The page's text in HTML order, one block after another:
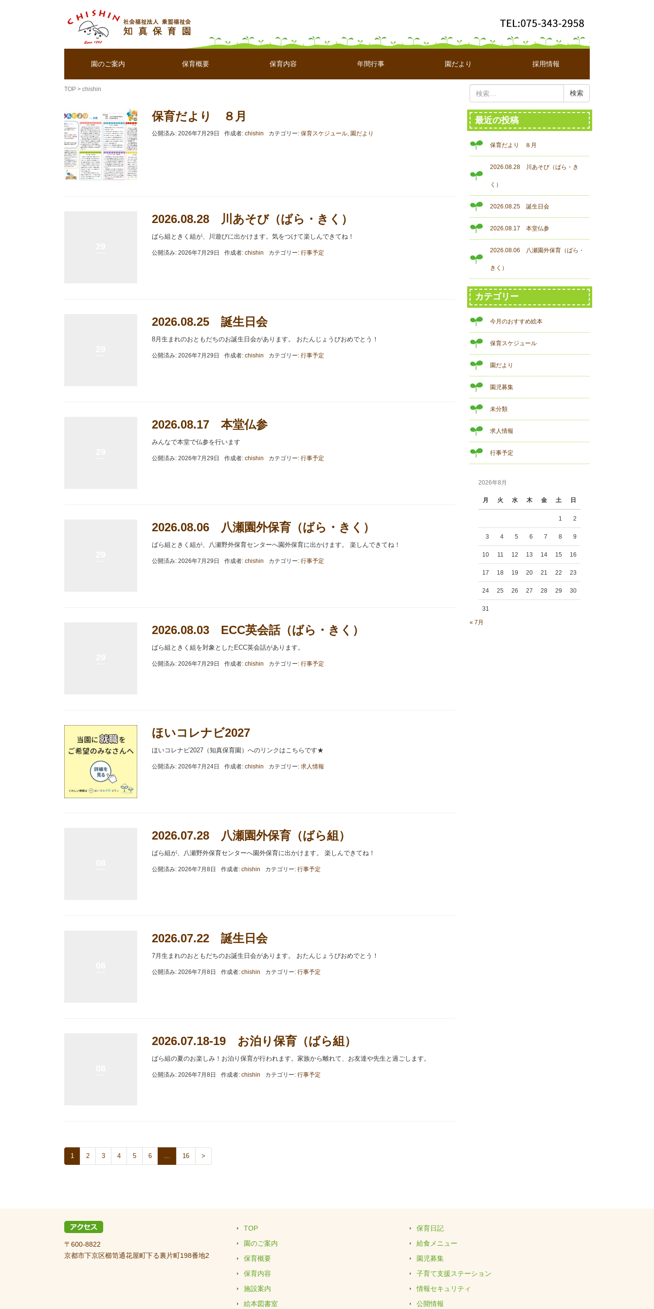
園のご案内 保育概要 保育内容 年間行事 園だより 採用情報
TOP > chishin
保育だより ８月
公開済み: 2026年7月29日 作成者: chishin カテゴリー: 保育スケジュール, 園だより
2026.08.28 川あそび（ばら・きく）
ばら組ときく組が、川遊びに出かけます。気をつけて楽しんできてね！
公開済み: 2026年7月29日 作成者: chishin カテゴリー: 行事予定
2026.08.25 誕生日会
8月生まれのおともだちのお誕生日会があります。 おたんじょうびおめでとう！
公開済み: 2026年7月29日 作成者: chishin カテゴリー: 行事予定
2026.08.17 本堂仏参
みんなで本堂で仏参を行います
公開済み: 2026年7月29日 作成者: chishin カテゴリー: 行事予定
2026.08.06 八瀬園外保育（ばら・きく）
ばら組ときく組が、八瀬野外保育センターへ園外保育に出かけます。 楽しんできてね！
公開済み: 2026年7月29日 作成者: chishin カテゴリー: 行事予定
2026.08.03 ECC英会話（ばら・きく）
ばら組ときく組を対象としたECC英会話があります。
公開済み: 2026年7月29日 作成者: chishin カテゴリー: 行事予定
ほいコレナビ2027
ほいコレナビ2027（知真保育園）へのリンクはこちらです★
公開済み: 2026年7月24日 作成者: chishin カテゴリー: 求人情報
2026.07.28 八瀬園外保育（ばら組）
ばら組が、八瀬野外保育センターへ園外保育に出かけます。 楽しんできてね！
公開済み: 2026年7月8日 作成者: chishin カテゴリー: 行事予定
2026.07.22 誕生日会
7月生まれのおともだちのお誕生日会があります。 おたんじょうびおめでとう！
公開済み: 2026年7月8日 作成者: chishin カテゴリー: 行事予定
2026.07.18-19 お泊り保育（ばら組）
ばら組の夏のお楽しみ！お泊り保育が行われます。家族から離れて、お友達や先生と過ごします。
公開済み: 2026年7月8日 作成者: chishin カテゴリー: 行事予定
1 2 3 4 5 6 … 16 >
最近の投稿
保育だより ８月
2026.08.28 川あそび（ばら・き
く）
2026.08.25 誕生日会
2026.08.17 本堂仏参
2026.08.06 八瀬園外保育（ばら・
きく）
カテゴリー
今月のおすすめ絵本
保育スケジュール
園だより
園児募集
未分類
求人情報
行事予定
2026年8月
月 火 水 木 金 土 日
1 2
3 4 5 6 7 8 9
10 11 12 13 14 15 16
17 18 19 20 21 22 23
24 25 26 27 28 29 30
31
« 7月
〒600-8822
京都市下京区櫛笥通花屋町下る裏片町198番地2
TOP
園のご案内
保育概要
保育内容
施設案内
絵本図書室
保育日記
給食メニュー
園児募集
子育て支援ステーション
情報セキュリティ
公開情報